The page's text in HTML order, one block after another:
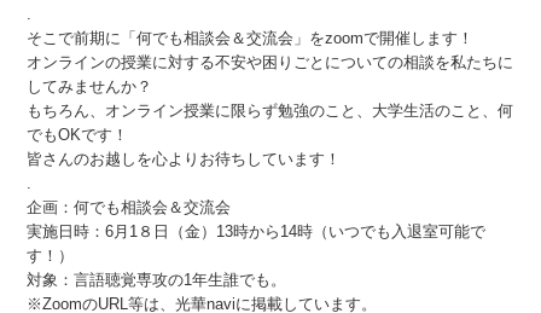
.
そこで前期に「何でも相談会＆交流会」をzoomで開催します！
オンラインの授業に対する不安や困りごとについての相談を私たちに
してみませんか？
もちろん、オンライン授業に限らず勉強のこと、大学生活のこと、何
でもOKです！
皆さんのお越しを心よりお待ちしています！
.
企画：何でも相談会＆交流会
実施日時：6月1８日（金）13時から14時（いつでも入退室可能で
す！）
対象：言語聴覚専攻の1年生誰でも。
※ZoomのURL等は、光華naviに掲載しています。